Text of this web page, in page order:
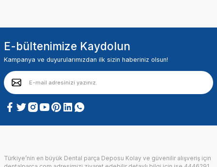
E-bültenimize Kaydolun
Kampanya ve duyurularımızdan ilk sizin haberiniz olsun!
Türkiye’nin en büyük Dental parça Deposu Kolay ve güvenilir alışveriş için